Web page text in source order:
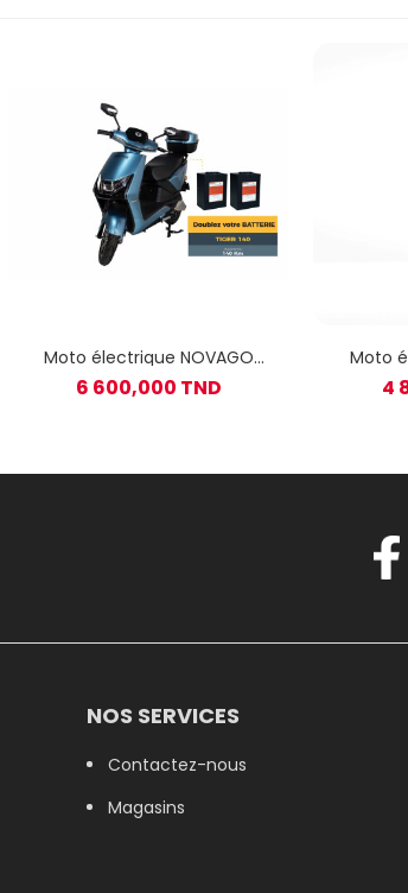
Moto électrique NOVAGO
Tiger 140 - Bleu
6 600,000 TND
Moto
4
NOS SERVICES
Contactez-nous
Magasins